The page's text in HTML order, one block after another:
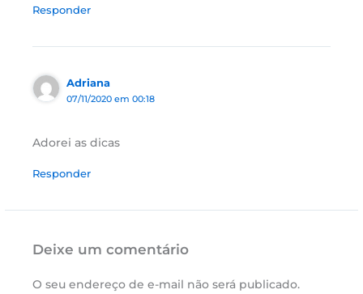
Responder
Adriana
07/11/2020 em 00:18
Adorei as dicas
Responder
Deixe um comentário
O seu endereço de e-mail não será publicado.